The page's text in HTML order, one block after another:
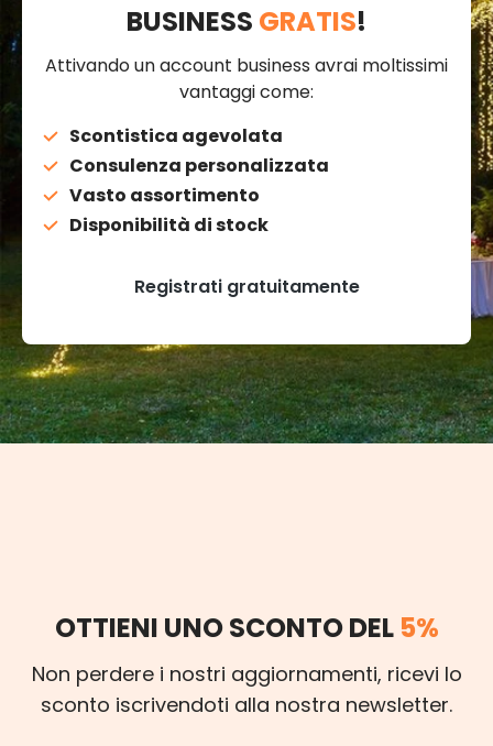
BUSINESS GRATIS!
Attivando un account business avrai moltissimi
vantaggi come:
Scontistica agevolata
Consulenza personalizzata
Vasto assortimento
Disponibilità di stock
Registrati gratuitamente
OTTIENI UNO SCONTO DEL 5%
Non perdere i nostri aggiornamenti, ricevi lo
sconto iscrivendoti alla nostra newsletter.